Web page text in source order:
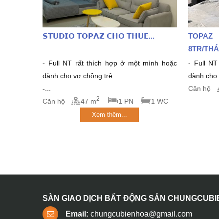
𝗦𝗧𝗨𝗗𝗜𝗢 𝗧𝗢𝗣𝗔𝗭 𝗖𝗛𝗢 𝗧𝗛𝗨𝗘̂...
- Full NT rất thích hợp ở một mình hoặc
dành cho vợ chồng trẻ
-...
Căn hộ
47 m2 1 PN 1 WC
Xem thêm...
8TR/
- Full
dành cho
Căn hộ
SÀN GIAO DỊCH BẤT ĐỘNG SẢN
Email: chungcubienhoa@gmail.com